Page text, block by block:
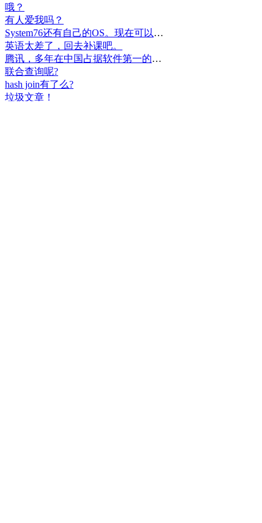
哦？
有人爱我吗？
System76还有自己的OS。现在可以递送到很多地区了。
英语太差了，回去补课吧。
腾讯，多年在中国占据软件第一的位置，可惜，除了QQ、微信外，什么都没有做出来。
联合查询呢?
hash join有了么?
垃圾文章！